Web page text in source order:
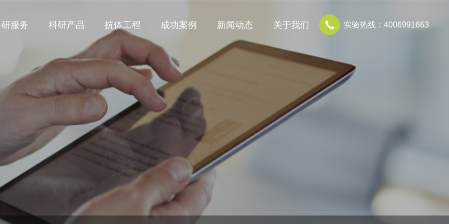
实验热线：4006991663
服务 科研产品 抗体工程 成功案例 新闻动态 关于我们